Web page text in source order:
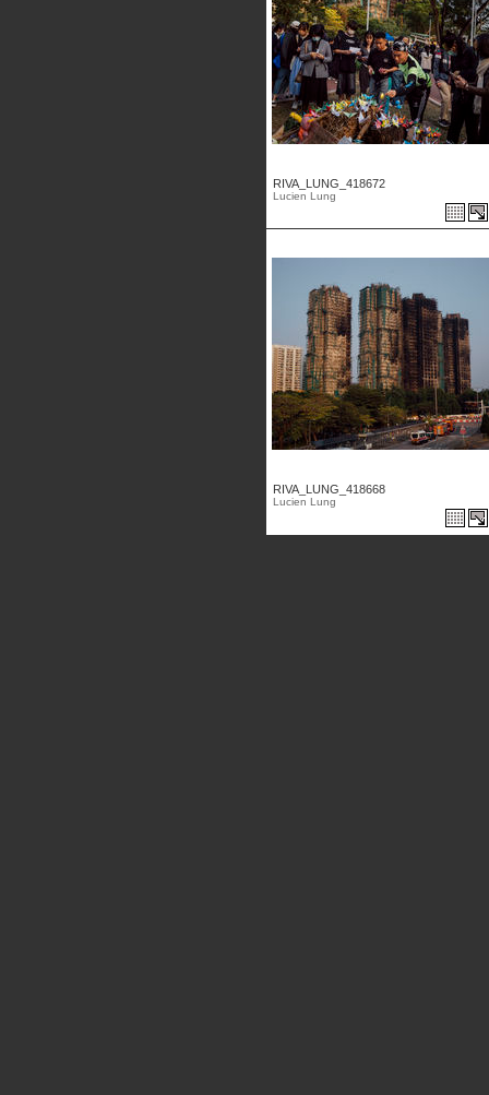
RIVA_LUNG_418672
Lucien Lung
RIVA_LUNG_418668
Lucien Lung